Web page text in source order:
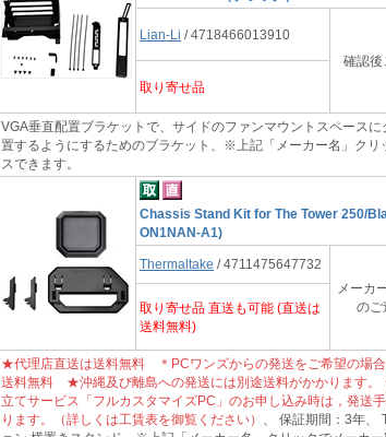
Lian-Li / 4718466013910
確認後
取り寄せ品
VGA垂直配置ブラケットで、サイドのファンマウントスペース
置するようにするためのブラケット、※上記「メーカー名」クリ
スできます。
Chassis Stand Kit for The Tower 250/
ON1NAN-A1)
Thermaltake / 4711475647732
メーカ
のご
取り寄せ品 直送も可能 (直送は
送料無料)
★代理店直送は送料無料 ＊PCワンズからの発送をご希望の場
送料無料 ★沖縄及び離島への発送には別途送料がかかります。
立てサービス「フルカスタマイズPC」のお申し込み時は，発送
ります。（詳しくは工賃表を御覧ください）
、 保証期間：3年